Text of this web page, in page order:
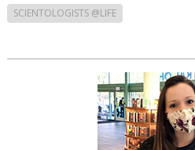
SCIENTOLOGISTS @LIFE